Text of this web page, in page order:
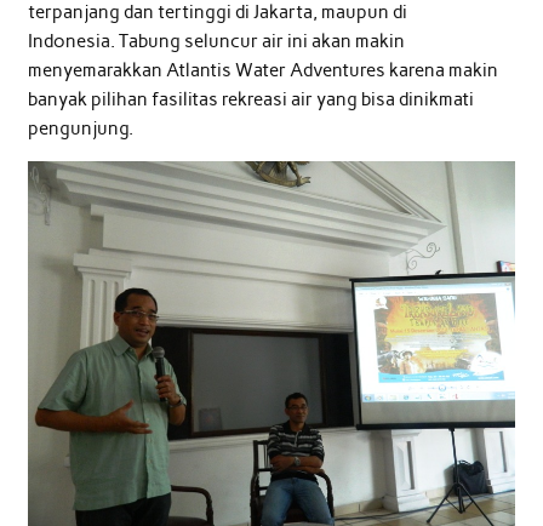
terpanjang dan tertinggi di Jakarta, maupun di
Indonesia. Tabung seluncur air ini akan makin
menyemarakkan Atlantis Water Adventures karena makin
banyak pilihan fasilitas rekreasi air yang bisa dinikmati
pengunjung.